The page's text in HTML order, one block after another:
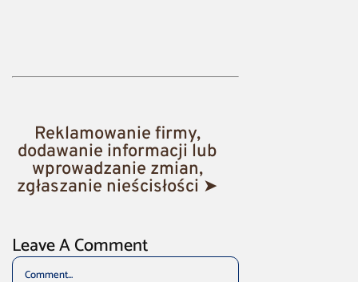
Reklamowanie firmy,
dodawanie informacji lub
wprowadzanie zmian,
zgłaszanie nieścisłości ➤
Leave A Comment
Comment